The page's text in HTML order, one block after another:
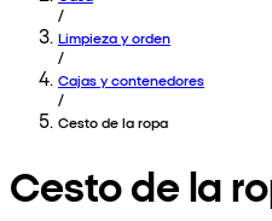
/
Limpieza y orden
/
Cajas y contenedores
/
Cesto de la ropa
Cesto de la